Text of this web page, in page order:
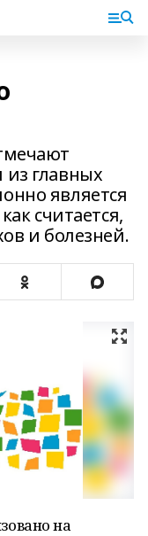
главных
является
считается,
и болезней.
на